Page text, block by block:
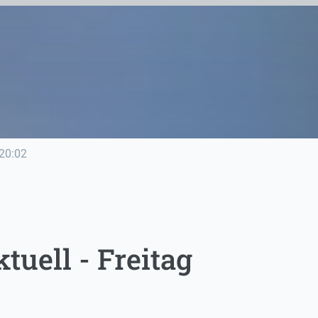
20:02
- Freitag